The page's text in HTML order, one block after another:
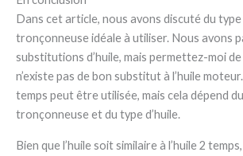
Dans cet article, nous avons discuté du type
tronçonneuse idéale à utiliser. Nous avons
substitutions d’huile, mais permettez-moi de
n’existe pas de bon substitut à l’huile moteur.
temps peut être utilisée, mais cela dépend
tronçonneuse et du type d’huile.
Bien que l’huile soit similaire à l’huile 2